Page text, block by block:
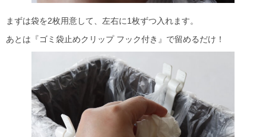
まずは袋を2枚用意して、左右に1枚ずつ入れます。
あとは『ゴミ袋止めクリップ フック付き』で留めるだけ！